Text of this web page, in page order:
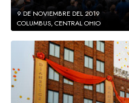
9 DE NOVIEMBRE DEL 2019
COLUMBUS, CENTRAL OHIO